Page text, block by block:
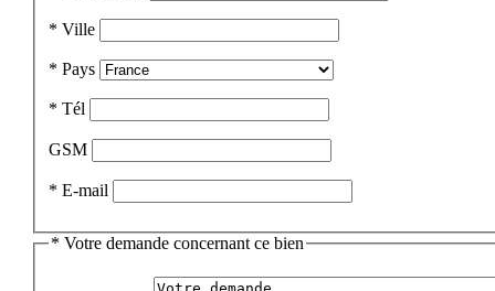
* Ville
* Pays
* Tél
GSM
* E-mail
* Votre demande concernant ce bien